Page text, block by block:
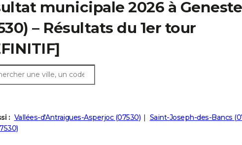
municipale 2026 à
– Résultats du 1er tour
: Vallées-d'Antraigues-Asperjoc (07530)
Saint-Joseph-des-Bancs